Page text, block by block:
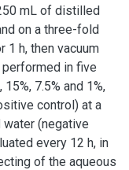
mL of distilled
on a three-fold
1 h, then vacuum
in five
7.5% and 1%,
control) at a
(negative
every 12 h, in
of the aqueous